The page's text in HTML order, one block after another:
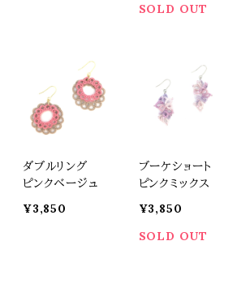
SOLD OUT
ダブルリング
ピンクベージュ
¥3,850
ブーケショート
ピンクミックス
¥3,850
SOLD OUT